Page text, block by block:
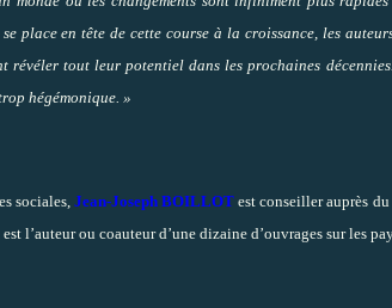
place en tête de cette course à la croissance, les
révéler tout leur potentiel dans les prochaines
hégémonique. »
sociales,Jean-Joseph BOILLOT est conseiller auprès
l’auteur ou coauteur d’une dizaine d’ouvrages sur les